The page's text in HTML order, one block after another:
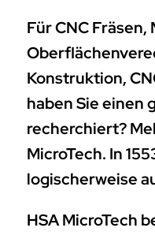
Für CNC
Konstruktion,
haben Sie einen
recherchiert?
MicroTech. In
logischerweise
HSA MicroTech